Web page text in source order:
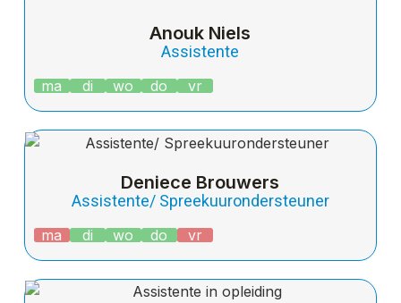
Anouk Niels
Assistente
ma di wo do vr
Deniece Brouwers
Assistente/ Spreekuurondersteuner
ma di wo do vr